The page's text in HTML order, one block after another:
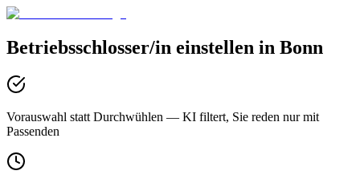
Betriebsschlosser/in einstellen in Bonn
Vorauswahl statt Durchwühlen — KI filtert, Sie reden nur mit
Passenden